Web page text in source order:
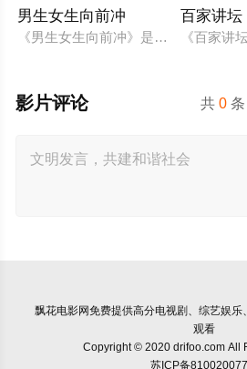
男生女生向前冲
《男生女生向前冲》是安徽卫视一
百家讲坛
《百家讲
共0
影片评论
飘花电影网免费提供高分电视剧、综艺娱
观看
Copyright © 2020 drifoo.com All
苏ICP备